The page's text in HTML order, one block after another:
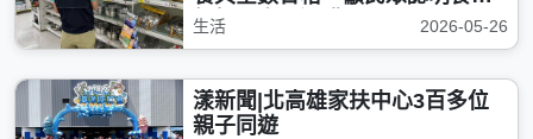
級標示安心選購
生活 2026-05-26
漾新聞|北高雄家扶中心3百多位
親子同遊